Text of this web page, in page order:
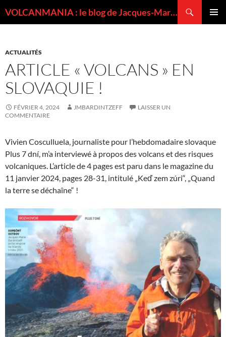
VOLCANMANIA : le blog de Jacques-Marie BARDINTZEFF, volcanologue
ACTUALITÉS
ARTICLE « VOLCANS » EN
SLOVAQUIE !
FÉVRIER 4, 2024 JMBARDINTZEFF
LAISSER UN
COMMENTAIRE
Vivien Cosculluela, journaliste pour l’hebdomadaire slovaque
Plus 7 dní, m’a interviewé à propos des volcans et des risques
volcaniques. L’article de 4 pages est paru dans le magazine du
11 janvier 2024, pages 28-31, intitulé „Keď zem zúri“, „Quand
la terre se déchaîne“ !